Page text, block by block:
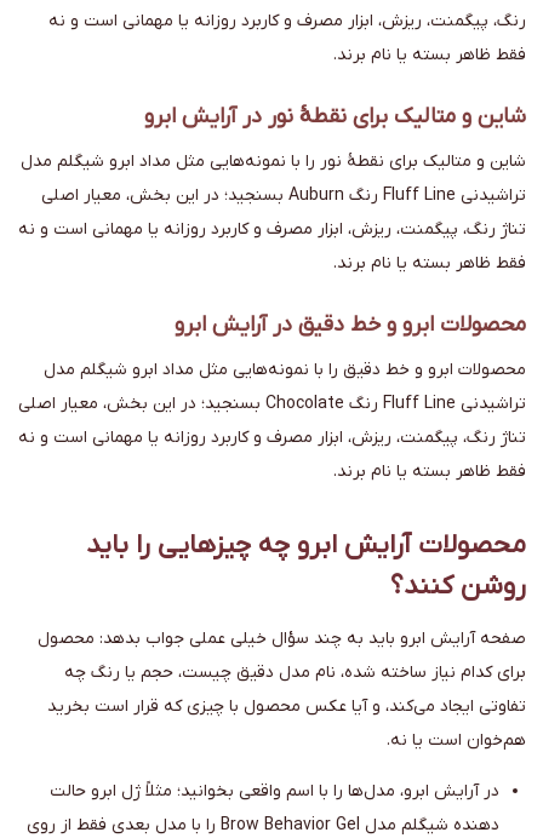
رنگ، پیگمنت، ریزش، ابزار مصرف و کاربرد روزانه یا مهمانی است و نه
فقط ظاهر بسته یا نام برند.
شاین و متالیک برای نقطهٔ نور در آرایش ابرو
شاین و متالیک برای نقطهٔ نور را با نمونه‌هایی مثل مداد ابرو شیگلم مدل
تراشیدنی Fluff Line رنگ Auburn بسنجید؛ در این بخش، معیار اصلی
تناژ رنگ، پیگمنت، ریزش، ابزار مصرف و کاربرد روزانه یا مهمانی است و نه
فقط ظاهر بسته یا نام برند.
محصولات ابرو و خط دقیق در آرایش ابرو
محصولات ابرو و خط دقیق را با نمونه‌هایی مثل مداد ابرو شیگلم مدل
تراشیدنی Fluff Line رنگ Chocolate بسنجید؛ در این بخش، معیار اصلی
تناژ رنگ، پیگمنت، ریزش، ابزار مصرف و کاربرد روزانه یا مهمانی است و نه
فقط ظاهر بسته یا نام برند.
محصولات آرایش ابرو چه چیزهایی را باید
روشن کنند؟
صفحه آرایش ابرو باید به چند سؤال خیلی عملی جواب بدهد: محصول
برای کدام نیاز ساخته شده، نام مدل دقیق چیست، حجم یا رنگ چه
تفاوتی ایجاد می‌کند، و آیا عکس محصول با چیزی که قرار است بخرید
هم‌خوان است یا نه.
در آرایش ابرو، مدل‌ها را با اسم واقعی بخوانید؛ مثلاً ژل ابرو حالت
دهنده شیگلم مدل Brow Behavior Gel را با مدل بعدی فقط از روی